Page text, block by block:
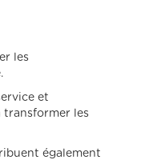
les
et
transformer les
également